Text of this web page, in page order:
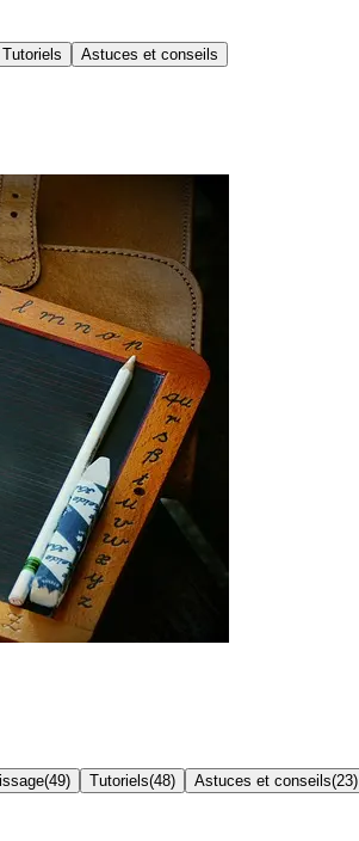
Tutoriels Astuces et conseils
(49) Tutoriels(48) Astuces et conseils(23)